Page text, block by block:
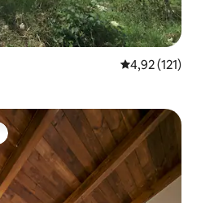
Priemerné
4,92 (121)